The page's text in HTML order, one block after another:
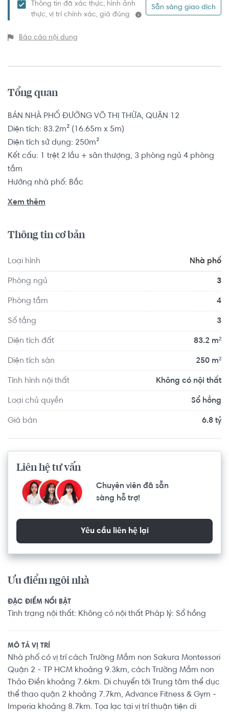
Thông tin đã xác thực, hình ảnh
thực, vị trí chính xác, giá đúng
Sẵn sàng giao dịch
Báo cáo nội dung
Tổng quan
BÁN NHÀ PHỐ ĐƯỜNG VÕ THỊ THỪA, QUẬN 12
Diện tích: 83.2m² (16.65m x 5m)
Diện tích sử dụng: 250m²
Kết cấu: 1 trệt 2 lầu + sân thượng, 3 phòng ngủ 4 phòng
tắm
Hướng nhà phố: Bắc
Nhà phố có vị trí cách Trường Mầm non Sakura Montessori
Thảo Điền khoảng 7.6km. Di chuyển tới Trung tâm thể dục
thể thao quận 2 khoảng 7.7km, Advance Fitness & Gym -
chuyển với đầy đủ các tiện ích về y tế, giáo dục và giải trí.
Xem thêm
Thông tin cơ bản
Loại hình Nhà phố
Phòng ngủ 3
Phòng tắm 4
Số tầng 3
Diện tích đất 83.2 m²
Diện tích sàn 250 m²
Tình hình nội thất Không có nội thất
Loại chủ quyền Sổ hồng
Giá bán 6.8 tỷ
Liên hệ tư vấn
Chuyên viên đã sẵn
sàng hỗ trợ!
Yêu cầu liên hệ lại
Ưu điểm ngôi nhà
ĐẶC ĐIỂM NỔI BẬT
Tình trạng nội thất: Không có nội thất Pháp lý: Sổ hồng
MÔ TẢ VỊ TRÍ
Nhà phố có vị trí cách Trường Mầm non Sakura Montessori
Quận 2 - TP HCM khoảng 9.3km, cách Trường Mầm non
Thảo Điền khoảng 7.6km. Di chuyển tới Trung tâm thể dục
thể thao quận 2 khoảng 7.7km, Advance Fitness & Gym -
Imperia khoảng 8.7km. Tọa lạc tại vị trí thuận tiện di